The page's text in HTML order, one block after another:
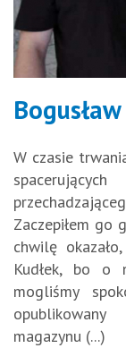
W czasie
Zaczepiłem go
chwilę
Kudłek, bo o
mogliśmy
magazynu (...)